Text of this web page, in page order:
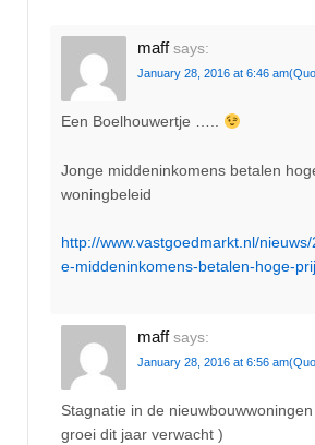
maff says:
January 28, 2016 at 6:46 am
Een Boelhouwertje …..
Jonge middeninkomens betalen
woningbeleid
http://www.vastgoedmarkt.nl/
e-middeninkomens-betalen-hoge-
maff says:
January 28, 2016 at 6:56 am
Stagnatie in de
groei dit jaar verwacht )